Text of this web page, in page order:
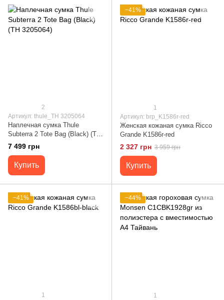
2
Артикул: thule_TH 3205064
Наплечная сумка Thule
Subterra 2 Tote Bag (Black) (TH
3205064)
7 499 грн
Купить
−41%
1
Артикул: brp_K1586r-red
Женская кожаная сумка Ricco
Grande K1586r-red
2 327 грн 3 959 грн
Купить
−41%
1
−44%
1